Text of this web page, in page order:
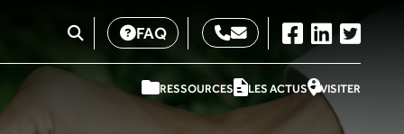
FAQ
RESSOURCES LES ACTUS VISITER